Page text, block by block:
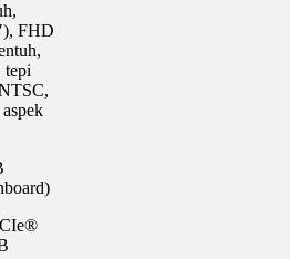
FHD
tepi